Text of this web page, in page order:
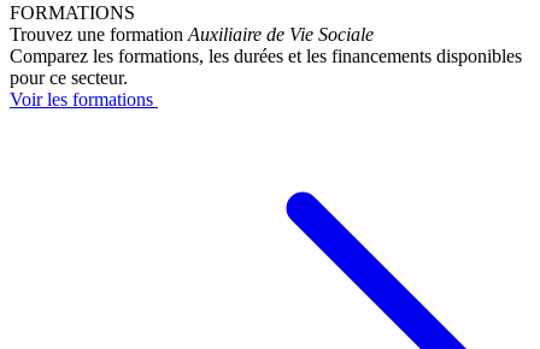
FORMATIONS
Trouvez une formation Auxiliaire de Vie Sociale
Comparez les formations, les durées et les financements disponibles
pour ce secteur.
Voir les formations